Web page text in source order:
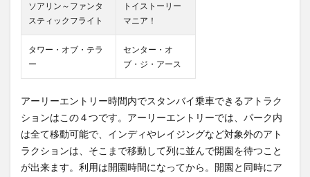
ソアリン～ファンタ
スティックフライト
トイストーリー
マニア！
タワー・オブ・テラ
ー
センター・オ
ブ・ジ・アース
アーリーエントリー時間内でスタンバイ乗車できるアトラク
ションはこの４つです。アーリーエントリーでは、パーク内
は全て移動可能で、インディやレイジングなど対象外のアト
ラクションは、そこまで移動して列に並んで開園を待つこと
が出来ます。利用は開園時間になってから。開園と同時にア